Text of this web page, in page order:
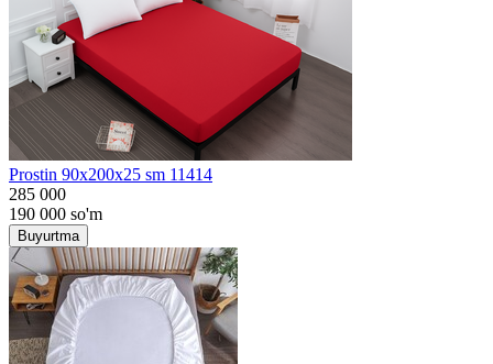
Prostin 90x200x25 sm 11414
285 000
190 000 so'm
Buyurtma